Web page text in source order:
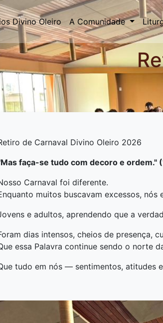
Divino Oleiro A Comunidade
de Carnaval Divino Oleiro 2026
faça-se tudo com decoro e ordem."
Carnaval foi diferente.
muitos buscavam excessos,
e adultos, aprendendo que a
dias intensos, cheios de presença,
essa Palavra continue sendo o norte
tudo em nós — sentimentos, atitudes